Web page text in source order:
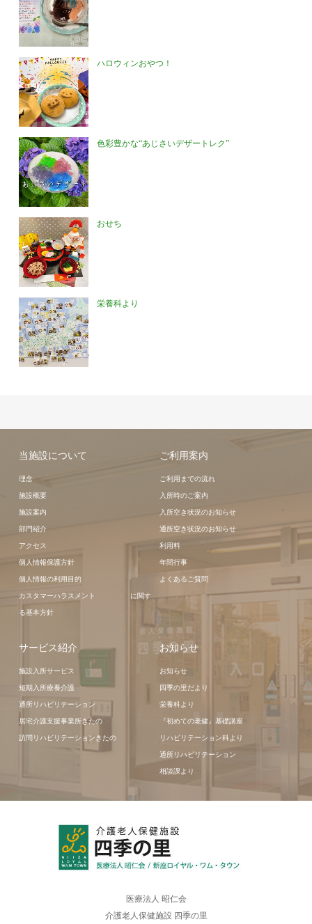
ハロウィンおやつ！
色彩豊かな“あじさいデザートレク”
おせち
栄養科より
当施設について
理念
施設概要
施設案内
部門紹介
アクセス
個人情報保護方針
個人情報の利用目的
カスタマーハラスメント に関す
る基本方針
ご利用案内
ご利用までの流れ
入所時のご案内
入所空き状況のお知らせ
通所空き状況のお知らせ
利用料
年間行事
よくあるご質問
サービス紹介
施設入所サービス
短期入所療養介護
通所リハビリテーション
居宅介護支援事業所きたの
訪問リハビリテーションきたの
お知らせ
お知らせ
四季の里だより
栄養科より
『初めての老健』基礎講座
リハビリテーション科より
通所リハビリテーション
相談課より
医療法人 昭仁会
介護老人保健施設 四季の里